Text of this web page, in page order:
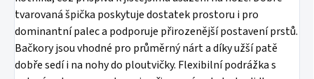
tvarovaná špička poskytuje dostatek prostoru i pro
dominantní palec a podporuje přirozenější postavení prstů.
Bačkory jsou vhodné pro průměrný nárt a díky užší patě
dobře sedí i na nohy do ploutvičky. Flexibilní podrážka s